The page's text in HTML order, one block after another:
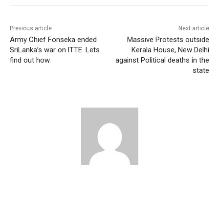
Previous article
Army Chief Fonseka ended
SriLanka’s war on lTTE. Lets
find out how.
Next article
Massive Protests outside
Kerala House, New Delhi
against Political deaths in the
state